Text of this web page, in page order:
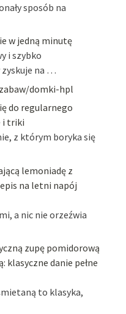
sposób na
w jedną minutę
i szybko
na …
domki-hpl
do regularnego
i triki
z którym boryka się
lemoniadę z
na letni napój
a nic nie orzeźwia
zupę pomidorową
klasyczne danie pełne
to klasyka,